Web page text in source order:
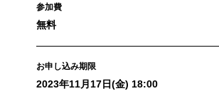
参加費
無料
お申し込み期限
2023年11月17日(金) 18:00